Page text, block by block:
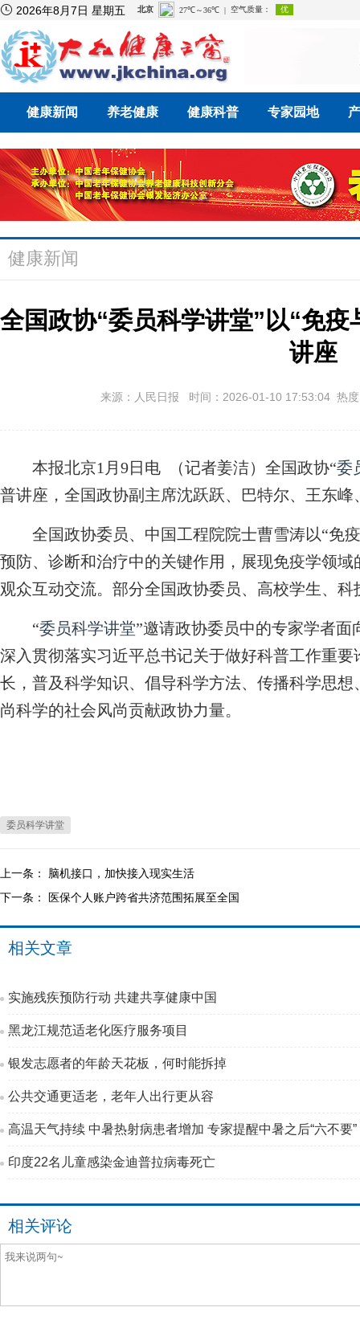
 2026年8月7日 星期五
健康新闻 养老健康 健康科普 专家园地
健康新闻
全国政协“委员科学讲堂”以“免
讲座
来源：人民日报 时间：2026-01-10 17:53:04 热
本报北京1月9日电 （记者姜洁）全国政协“委
普讲座，全国政协副主席沈跃跃、巴特尔、王东
全国政协委员、中国工程院院士曹雪涛以“免疫
预防、诊断和治疗中的关键作用，展现免疫学领
观众互动交流。部分全国政协委员、高校学生、科
“委员科学讲堂”邀请政协委员中的专家学者
深入贯彻落实习近平总书记关于做好科普工作重
长，普及科学知识、倡导科学方法、传播科学思
尚科学的社会风尚贡献政协力量。
委员科学讲堂
上一条： 脑机接口，加快接入现实生活
下一条：
医保个人账户跨省共济范围拓展至全国
相关文章
实施残疾预防行动 共建共享健康中国
黑龙江规范适老化医疗服务项目
银发志愿者的年龄天花板，何时能拆掉
公共交通更适老，老年人出行更从容
高温天气持续 中暑热射病患者增加 专家提醒中暑之后“六不要”
印度22名儿童感染金迪普拉病毒死亡
相关评论